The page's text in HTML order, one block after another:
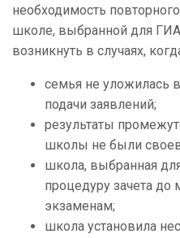
необходимость
школе, выбранной для
возникнуть в случаях,
семья не уложилась
подачи заявлений;
результаты
школы не были
школа, выбранная
процедуру зачета до
экзаменам;
школа установила